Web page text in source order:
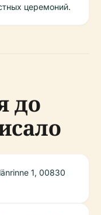
церемоний.
до
1, 00830